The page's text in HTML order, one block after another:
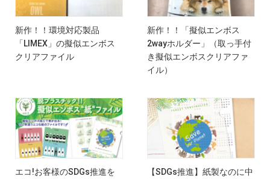
新作！！環境対応製品
「LIMEX」の擬似エンボス
クリアファイル
新作！！「擬似エンボス
2wayホルダー」（取っ手付
き擬似エンボスクリアファ
イル）
エコ!お客様のSDGs推進を
【SDGs推進】紙製なのに中